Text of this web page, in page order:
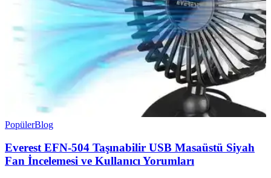
PopülerBlog
Everest EFN-504 Taşınabilir USB Masaüstü Siyah
Fan İncelemesi ve Kullanıcı Yorumları